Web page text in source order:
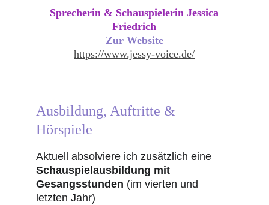
Sprecherin & Schauspielerin Jessica
Friedrich
Zur Website
https://www.jessy-voice.de/
Aktuell absolviere ich zusätzlich eine
Schauspielausbildung mit
Gesangsstunden (im vierten und
letzten Jahr)
Ausbildung, Auftritte &
Hörspiele